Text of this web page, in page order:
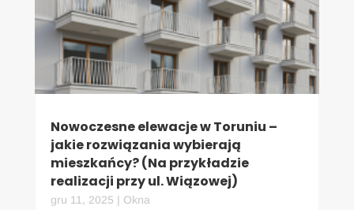
Nowoczesne elewacje w Toruniu –
jakie rozwiązania wybierają
mieszkańcy? (Na przykładzie
realizacji przy ul. Wiązowej)
gru 11, 2025 | Okna